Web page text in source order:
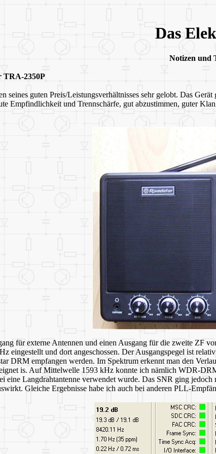
Das
Notizen und
TRA-2350P
seines guten Preis/Leistungsverhältnisses sehr gelobt. Das
Empfindlichkeit und Trennschärfe, gut abzustimmen, guter
für externe Antennen und einen Ausgang für die zweite ZF
eingestellt und dort angeschossen. Der Ausgangspegel ist
DRM empfangen werden. Im Spektrum erkennt man den
is. Auf Mittelwelle 1593 kHz konnte ich nämlich WDR-
eine Langdrahtantenne verwendet wurde. Das SNR ging
Gleiche Ergebnisse habe ich auch bei anderen PLL-